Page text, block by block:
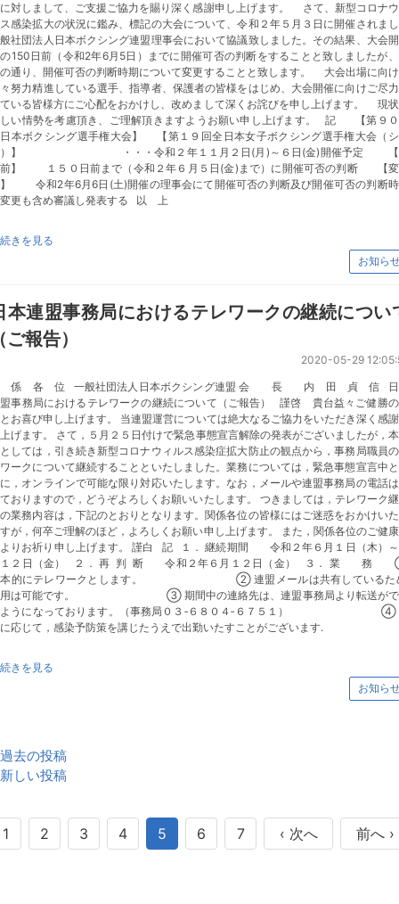
対しまして、ご支援ご協力を賜り深く感謝申し上げます。 さて、新型コロナ
感染拡大の状況に鑑み、標記の大会について、令和２年５月３日に開催されま
社団法人日本ボクシング連盟理事会において協議致しました。その結果、大会
150日前（令和2年6月5日）までに開催可否の判断をすることと致しましたが
通り、開催可否の判断時期について変更することと致します。 大会出場に向
努力精進している選手、指導者、保護者の皆様をはじめ、大会開催に向けご尽
いる皆様方にご心配をおかけし、改めまして深くお詫びを申し上げます。 現
い情勢を考慮頂き、ご理解頂きますようお願い申し上げます。 記 【第９
本ボクシング選手権大会】 【第１９回全日本女子ボクシング選手権大会（
）】 ・・・令和２年１１月２日(月)～６日(金)開催予定 【
】 １５０日前まで（令和２年６月５日(金)まで）に開催可否の判断 【
令和2年6月6日(土)開催の理事会にて開催可否の判断及び開催可否の判断
更も含め審議し発表する 以 上
続きを見る
お知ら
本連盟事務局におけるテレワークの継続につい
ご報告）
2020-05-29
係 各 位 一般社団法人日本ボクシング連盟 会 長 内 田 貞 信 日
事務局におけるテレワークの継続について（ご報告） 謹啓 貴台益々ご健勝
お喜び申し上げます。 当連盟運営については絶大なるご協力をいただき深く感
げます。 さて，５月２５日付けで緊急事態宣言解除の発表がございましたが，
しては，引き続き新型コロナウィルス感染症拡大防止の観点から，事務局職員
ークについて継続することといたしました。業務については，緊急事態宣言中
，オンラインで可能な限り対応いたします。なお，メールや連盟事務局の電話
おりますので，どうぞよろしくお願いいたします。 つきましては，テレワーク
業務内容は，下記のとおりとなります。関係各位の皆様にはご迷惑をおかけい
が，何卒ご理解のほど，よろしくお願い申し上げます。 また，関係各位のご健
りお祈り申し上げます。 謹白 記 １． 継続期間 令和２年６月１日（木）
１２日（金） ２． 再 判 断 令和２年６月１２日（金） ３． 業
本的にテレワークとします。 ② 連盟メールは共有しているた
用は可能です。 ③ 期間中の連絡先は、連盟事務局より転送がで
ようになっております。（事務局０３‐６８０４‐６７５１） ④
応じて，感染予防策を講じたうえで出勤いたすことがございます.
続きを見る
お知ら
投
稿
ビ
ゲ
ー
過去の投稿
新しい投稿
‹ 次へ 前へ ›
1 2 3 4 5 6 7